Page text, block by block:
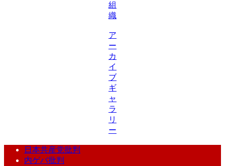
組
織
ア
ー
カ
イ
ブ
ギ
ャ
ラ
リ
ー
日本共産党批判
内ゲバ批判